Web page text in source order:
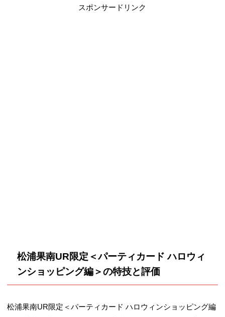
新たに登場した要素「ポイントSHOP」に
ついてまとめています。リズミックカーニ
スポンサードリンク
松浦果南UR限定＜パーティカード ハロウィ
ンショッピング編＞の特技と評価
松浦果南UR限定＜パーティカード ハロウィンショッピング編